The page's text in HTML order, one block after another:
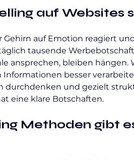
auf Websites
auf Emotion reagiert
tausende
ansprechen, bleiben hängen.
Informationen besser
durchdenken und gezielt
eine klare Botschaften.
Methoden gibt